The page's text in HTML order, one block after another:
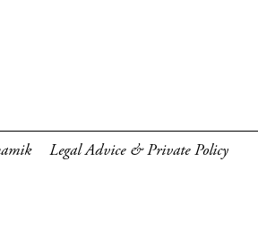
Legal Advice & Private Policy